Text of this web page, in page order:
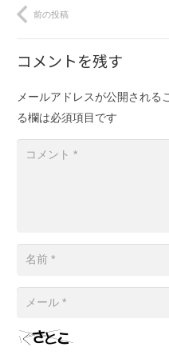
前の投稿
コメントを残す
メールアドレスが公開される
る欄は必須項目です